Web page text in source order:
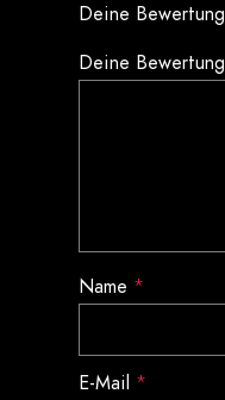
Deine Bewertung
Deine Bewertung
Name *
E-Mail *